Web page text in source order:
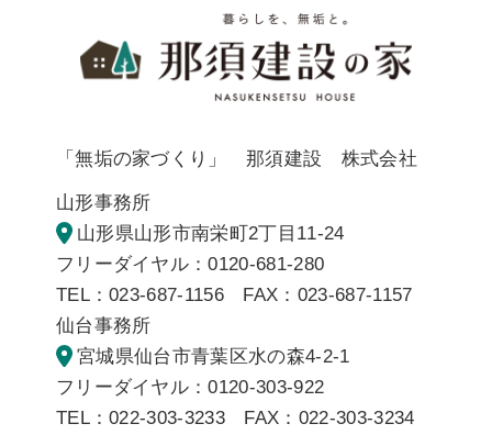
「無垢の家づくり」 那須建設 株式会社
山形事務所
山形県山形市南栄町2丁目11-24
フリーダイヤル：0120-681-280
TEL：023-687-1156 FAX：023-687-1157
仙台事務所
宮城県仙台市青葉区水の森4-2-1
フリーダイヤル：0120-303-922
TEL：022-303-3233 FAX：022-303-3234